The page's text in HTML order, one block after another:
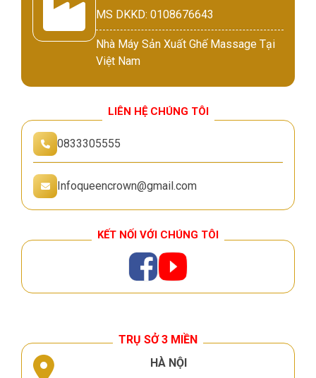
MS DKKD: 0108676643
Nhà Máy Sản Xuất Ghế Massage Tại
Việt Nam
LIÊN HỆ CHÚNG TÔI
0833305555
Infoqueencrown@gmail.com
KẾT NỐI VỚI CHÚNG TÔI
TRỤ SỞ 3 MIỀN
HÀ NỘI